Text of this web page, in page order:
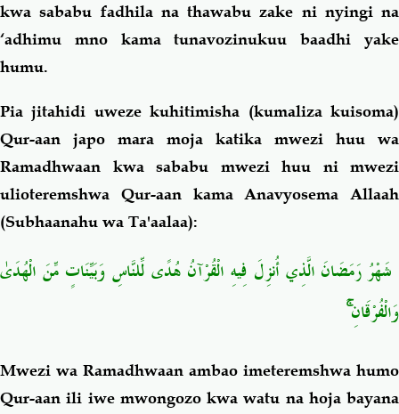
Akhlaaq-Aadaab Raqaaiq
Familia-Jamii
Chemsha Bongo Vitabu
Mapishi
kwa sababu fadhila na thawabu zake ni nyingi na
‘adhimu mno kama tunavozinukuu baadhi yake
humu.
Pia jitahidi uweze kuhitimisha (kumaliza kuisoma)
Qur-aan japo mara moja katika mwezi huu wa
Ramadhwaan kwa sababu mwezi huu ni mwezi
ulioteremshwa Qur-aan kama Anavyosema Allaah
(Subhaanahu wa Ta'aalaa):
شَهْرُ رَمَضَانَ الَّذِي أُنزِلَ فِيهِ الْقُرْآنُ هُدًى لِّلنَّاسِ وَبَيِّنَاتٍ مِّنَ الْهُدَىٰ
وَالْفُرْقَانِ ۚ
Mwezi wa Ramadhwaan ambao imeteremshwa humo
Qur-aan ili iwe mwongozo kwa watu na hoja bayana